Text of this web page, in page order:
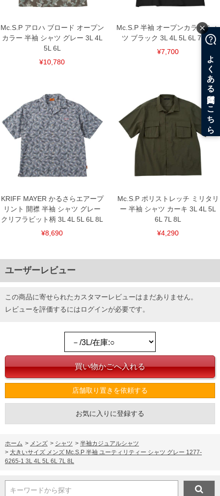
※【返品交換について】
下着(肌着)やワイシャツは商品の性質上、返品交換不可とさせて頂いております。予め
ご了承くださいませ。
※【ボトムの裾上げをご希望の場合】
裾上げ料金は500円+税となります。
備考欄に股下●cmとご記入下さい。（裾上げ無料対象商品は1本につき税込6,000円以
一部、お直しに対応出来ない商品がございます。(例：裾にファスナーや調節ひもが付
いている、極端なデザインが施されている等)
※商品によって若干のサイズの誤差がございます。また、お客様がご使用の環境（コ
ンピュータ画面）によって、商品の色味が若干異なる場合がございます。予めご了承
ください。
※当店での掲載商品は、実店鋪と在庫を共用しておりますので店頭での売り違い、店
舗からのお取り寄せ等により、お客様にご迷惑をお掛けしてしまう場合がございま
す。そのようなことがない様最大限に努めておりますが、もしあった場合速やかにご
連絡させて頂きますので予めご了承ください。
Mc.S.P アロハ ブロード オープン
カラー 半袖 シャツ グレー 3L 4L
5L 6L
¥10,780
Mc.S.P 半袖 オープンカラー シャ
ツ ブラック 3L 4L 5L 6L 7L 8L
¥7,700
KRIFF MAYER かるさらエアープ
リント 開襟 半袖 シャツ グレー
クリフラビット柄 3L 4L 5L 6L 8L
¥8,690
Mc.S.P ポリストレッチ ミリタリ
ー 半袖 シャツ カーキ 3L 4L 5L
6L 7L 8L
¥4,290
ユーザーレビュー
この商品に寄せられたカスタマーレビューはまだありません。
レビューを評価するにはログインが必要です。
店舗取り置きを依頼する
お気に入りに登録する
ホーム > メンズ > シャツ > 半袖カジュアルシャツ
> 大きいサイズ メンズ Mc.S.P 半袖 ユーティリティー シャツ グレー 1277-
6265-1 3L 4L 5L 6L 7L 8L
キーワードから探す